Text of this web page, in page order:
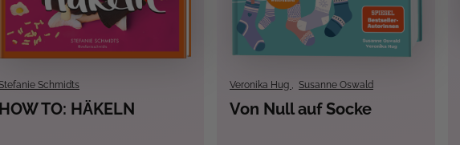
Schmidts
HOW TO: HÄKELN
Veronika Hug Susanne Oswald
Von Null auf Socke